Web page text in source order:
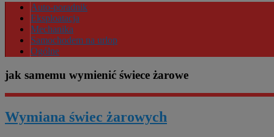
Auto-poradnik
Eksploatacja
Mechanika
Samochodem na urlop
Ogólne
jak samemu wymienić świece żarowe
Wymiana świec żarowych